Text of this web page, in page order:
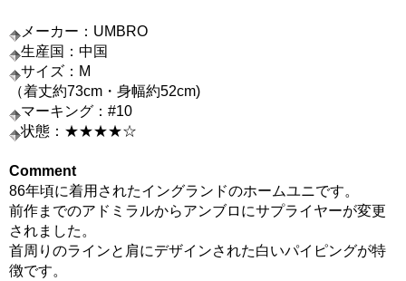
メーカー：UMBRO
生産国：中国
サイズ：M
（着丈約73cm・身幅約52cm)
マーキング：#10
状態：★★★★☆
Comment
86年頃に着用されたイングランドのホームユニです。
前作までのアドミラルからアンブロにサプライヤーが変更
されました。
首周りのラインと肩にデザインされた白いパイピングが特
徴です。